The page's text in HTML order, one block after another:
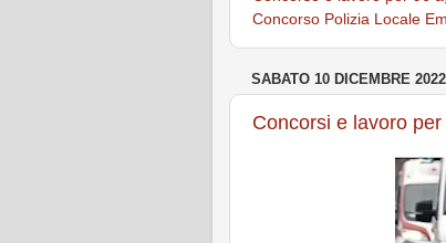
Concorso Polizia Locale
SABATO 10 DICEMBRE 2022
Concorsi e lavoro